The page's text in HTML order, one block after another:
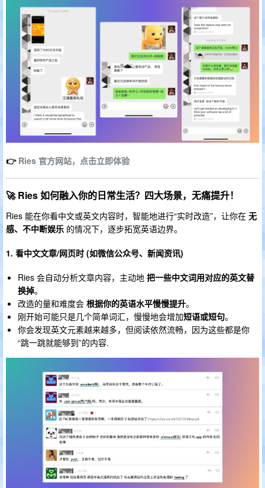
👉 Ries 官方网站，点击立即体验
🚀 Ries 如何融入你的日常生活？四大场景，无痛提升！
Ries 能在你看中文或英文内容时，智能地进行“实时改造”，让你在 无
感、不中断娱乐 的情况下，逐步拓宽英语边界。
1. 看中文文章/网页时 (如微信公众号、新闻资讯)
Ries 会自动分析文章内容，主动地 把一些中文词用对应的英文替
换掉。
改造的量和难度会 根据你的英语水平慢慢提升。
刚开始可能只是几个简单词汇，慢慢地会增加短语或短句。
你会发现英文元素越来越多，但阅读依然流畅，因为这些都是你
“跳一跳就能够到”的内容.